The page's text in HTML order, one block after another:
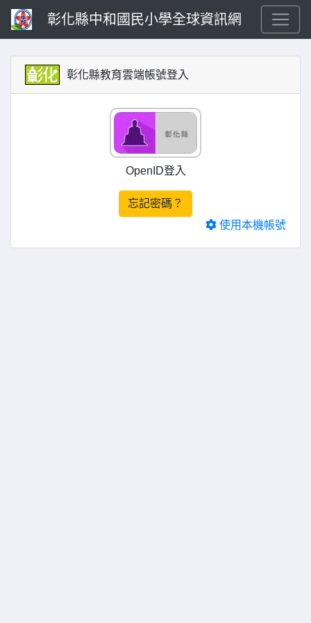
彰化縣中和國民小學全球資訊網
彰化縣教育雲端帳號登入
OpenID登入
忘記密碼？
使用本機帳號